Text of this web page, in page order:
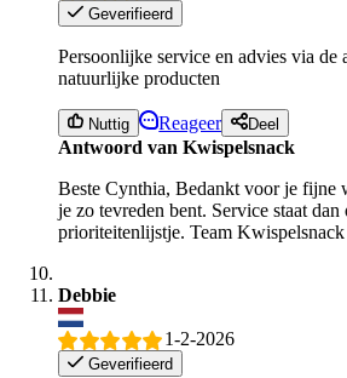
Geverifieerd
Persoonlijke service en advies via de
natuurlijke producten
Nuttig Reageer Deel
Antwoord van Kwispelsnack
Beste Cynthia, Bedankt voor je fijne
je zo tevreden bent. Service staat
prioriteitenlijstje. Team Kwispelsnack
Debbie
1-2-2026
Geverifieerd